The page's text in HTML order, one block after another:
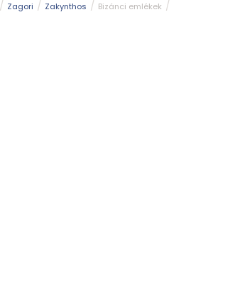
Zagori Zakynthos
Bizánci emlékek